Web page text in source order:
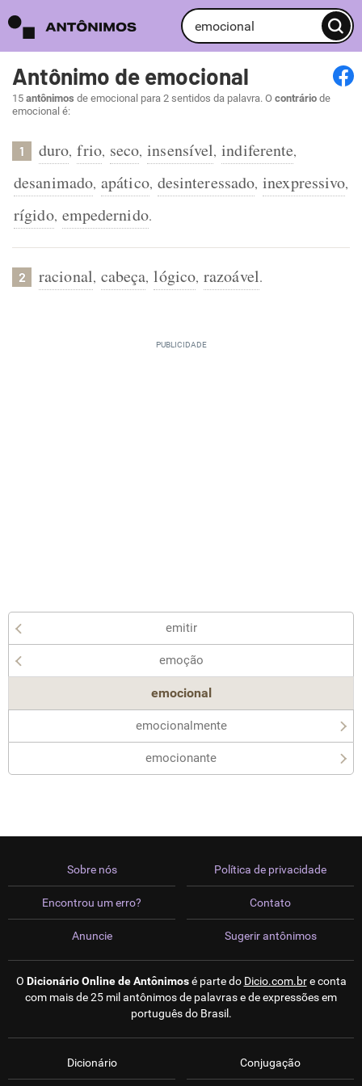
Antônimo de emocional
15 antônimos de emocional para 2 sentidos da palavra. O contrário de
emocional é:
1 duro, frio, seco, insensível, indiferente,
desanimado, apático, desinteressado, inexpressivo,
rígido, empedernido.
2 racional, cabeça, lógico, razoável.
emitir
emoção
emocional
emocionalmente
emocionante
Sobre nós
Encontrou um erro?
Anuncie
Política de privacidade
Contato
Sugerir antônimos
O Dicionário Online de Antônimosé parte do Dicio.com.bre conta
com mais de 25 mil antônimos de palavras e de expressões em
português do Brasil.
Dicionário Conjugação